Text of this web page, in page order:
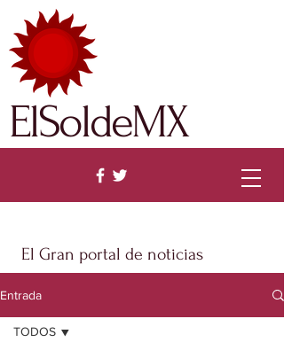
El Gran portal de noticias
ElSoldeMX
Entrada
TODOS